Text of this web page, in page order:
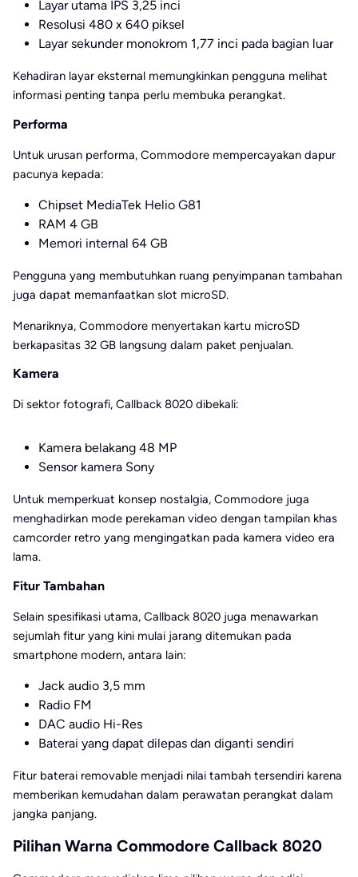
Layar utama IPS 3,25 inci
Resolusi 480 x 640 piksel
Layar sekunder monokrom 1,77 inci pada bagian luar
Kehadiran layar eksternal memungkinkan pengguna melihat
informasi penting tanpa perlu membuka perangkat.
Performa
Untuk urusan performa, Commodore mempercayakan dapur
pacunya kepada:
Chipset MediaTek Helio G81
RAM 4 GB
Memori internal 64 GB
Pengguna yang membutuhkan ruang penyimpanan tambahan
juga dapat memanfaatkan slot microSD.
Menariknya, Commodore menyertakan kartu microSD
berkapasitas 32 GB langsung dalam paket penjualan.
Kamera
Di sektor fotografi, Callback 8020 dibekali:
Kamera belakang 48 MP
Sensor kamera Sony
Untuk memperkuat konsep nostalgia, Commodore juga
menghadirkan mode perekaman video dengan tampilan khas
camcorder retro yang mengingatkan pada kamera video era
lama.
Fitur Tambahan
Selain spesifikasi utama, Callback 8020 juga menawarkan
sejumlah fitur yang kini mulai jarang ditemukan pada
smartphone modern, antara lain:
Jack audio 3,5 mm
Radio FM
DAC audio Hi-Res
Baterai yang dapat dilepas dan diganti sendiri
Fitur baterai removable menjadi nilai tambah tersendiri karena
memberikan kemudahan dalam perawatan perangkat dalam
jangka panjang.
Pilihan Warna Commodore Callback 8020